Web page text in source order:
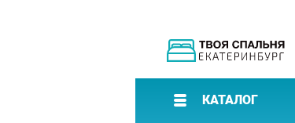
КАТАЛОГ